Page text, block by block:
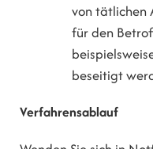
von tätlichen
für den
beseitigt
Verfahrensablauf